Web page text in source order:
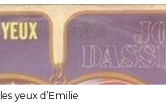
yeux d’Emilie